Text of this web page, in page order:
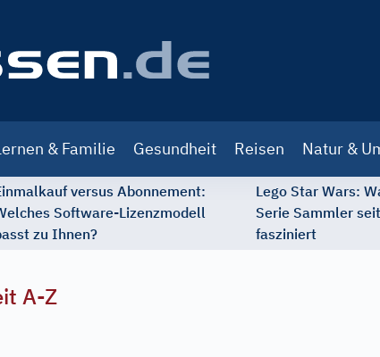
& Familie Gesundheit Reisen Natur &
versus Abonnement:
Software-Lizenzmodell
zu Ihnen?
Lego Star Wars:
Serie Sammler
fasziniert
A-Z